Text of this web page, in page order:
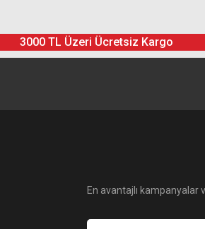
3000 TL Üzeri Ücretsiz Kargo
En avantajlı